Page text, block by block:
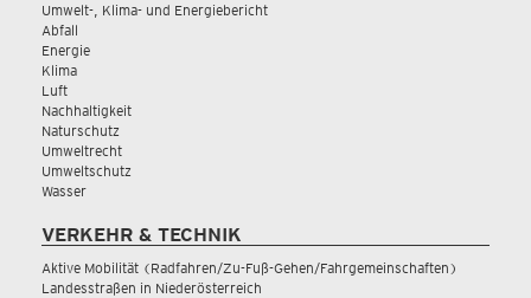
Umwelt-, Klima- und Energiebericht
Abfall
Energie
Klima
Luft
Nachhaltigkeit
Naturschutz
Umweltrecht
Umweltschutz
Wasser
VERKEHR & TECHNIK
Aktive Mobilität (Radfahren/Zu-Fuß-Gehen/Fahrgemeinschaften)
Landesstraßen in Niederösterreich